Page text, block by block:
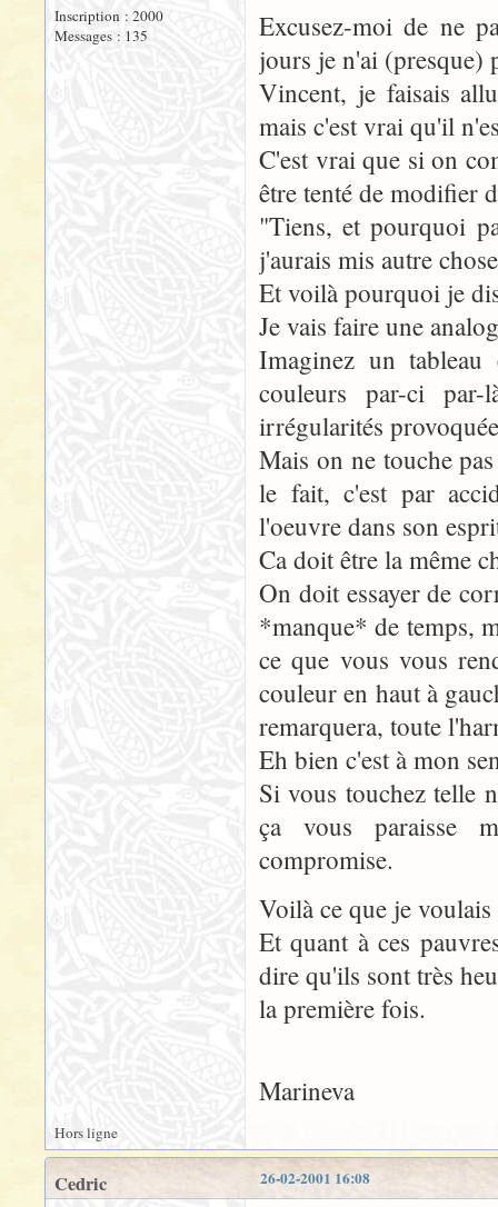
Inscription : 2000
Messages : 135
Excusez-moi de ne
jours je n'ai (presque)
Vincent, je faisais
mais c'est vrai qu'il
C'est vrai que si on
être tenté de modifier
"Tiens, et pourquoi
j'aurais mis autre
Et voilà pourquoi je
Je vais faire une
Imaginez un
couleurs par-ci
irrégularités
Mais on ne touche
le fait, c'est par
l'oeuvre dans son
Ca doit être la même
On doit essayer de
*manque* de temps,
ce que vous vous
couleur en haut à
remarquera, toute
Eh bien c'est à mon
Si vous touchez telle
ça vous paraisse
compromise.
Voilà ce que je
Et quant à ces
dire qu'ils sont très
la première fois.
Marineva
Hors ligne
26-02-2001 16:08
Cedric